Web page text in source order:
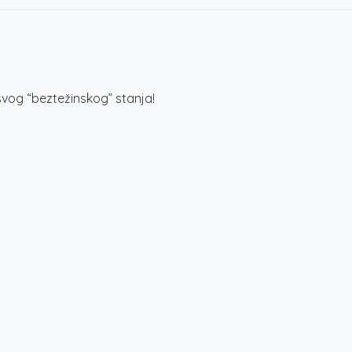
“beztežinskog” stanja!